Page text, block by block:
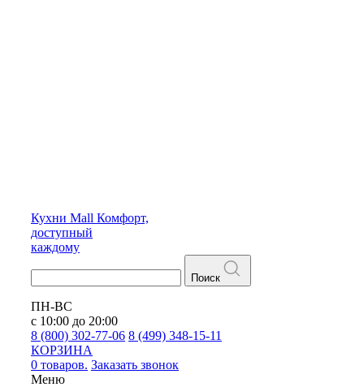
Кухни Mall Комфорт,
доступный
каждому
Поиск
ПН-ВС
с 10:00 до 20:00
8 (800) 302-77-06 8 (499) 348-15-11
КОРЗИНА
0 товаров. Заказать звонок
Меню